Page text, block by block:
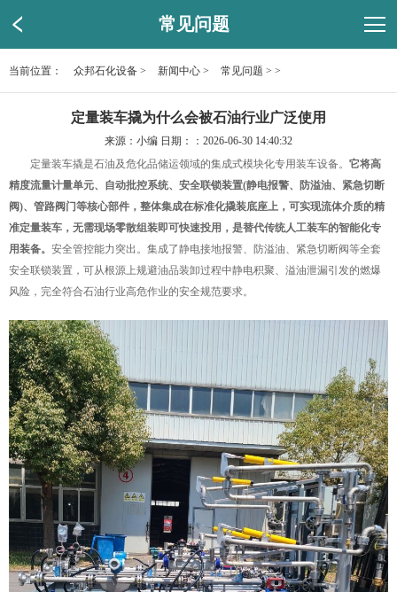
常见问题
当前位置： 众邦石化设备 > 新闻中心 > 常见问题 > >
定量装车撬为什么会被石油行业广泛使用
来源：小编 日期：：2026-06-30 14:40:32
定量装车撬是石油及危化品储运领域的集成式模块化专用装车设备‌。 它将高
精度流量计量单元、自动批控系统、安全联锁装置(静电报警、防溢油、紧急切断
阀)、管路阀门等核心部件，整体集成在标准化撬装底座上，可实现流体介质的精
准定量装车，无需现场零散组装即可快速投用，是替代传统人工装车的智能化专
用装备。 安全管控能力突出‌。集成了静电接地报警、防溢油、紧急切断阀等全套
安全联锁装置，可从根源上规避油品装卸过程中静电积聚、溢油泄漏引发的燃爆
风险，完全符合石油行业高危作业的安全规范要求。